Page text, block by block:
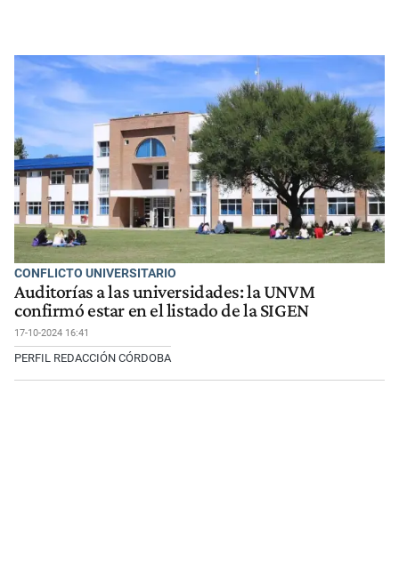
CONFLICTO UNIVERSITARIO
Auditorías a las universidades: la UNVM
confirmó estar en el listado de la SIGEN
17-10-2024 16:41
PERFIL REDACCIÓN CÓRDOBA